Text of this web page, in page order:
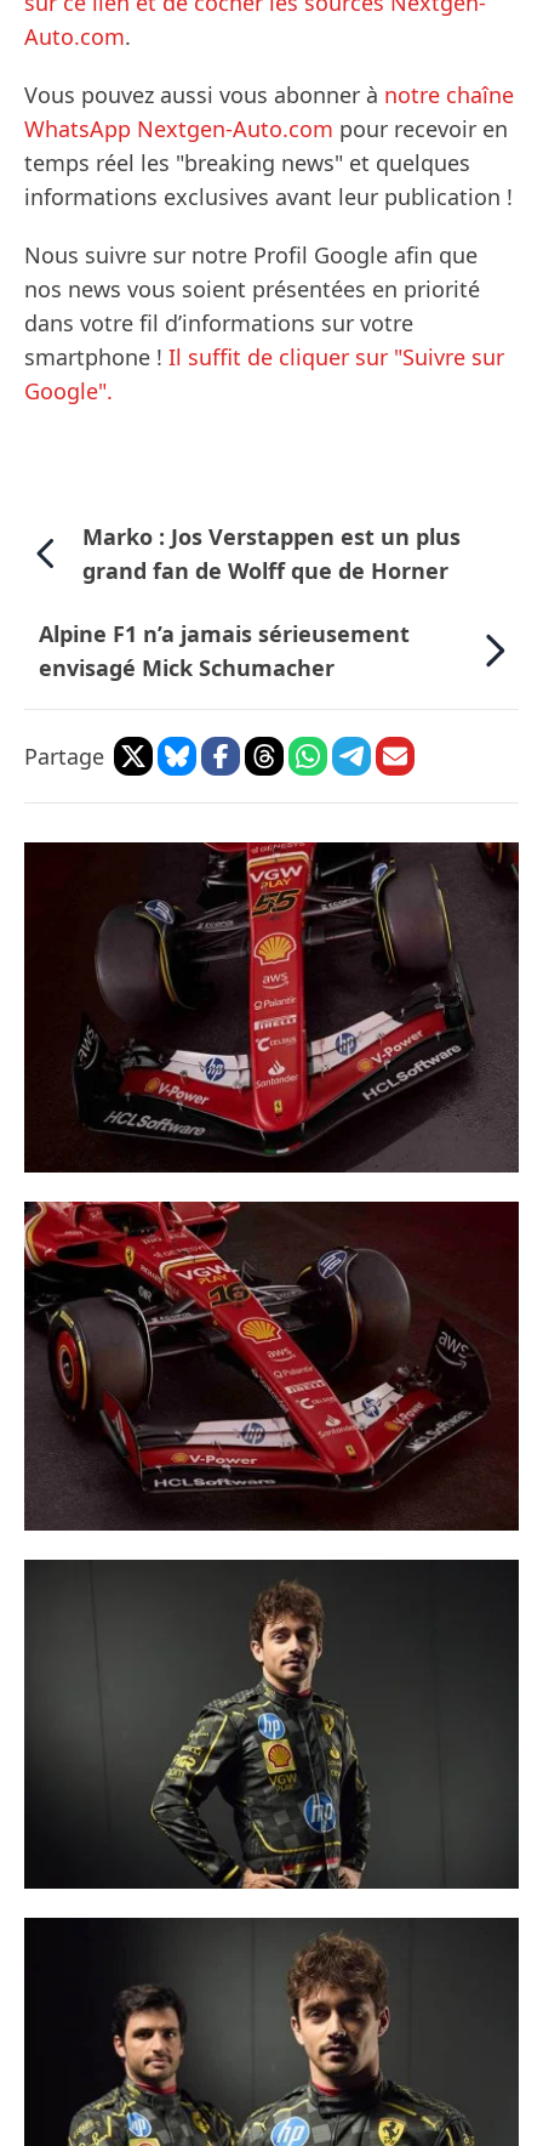
Auto.com.
Vous pouvez aussi vous abonner à notre chaîne
WhatsApp Nextgen-Auto.com pour recevoir en
temps réel les "breaking news" et quelques
informations exclusives avant leur publication !
Nous suivre sur notre Profil Google afin que
nos news vous soient présentées en priorité
dans votre fil d’informations sur votre
smartphone ! Il suffit de cliquer sur "Suivre sur
Google".
Marko : Jos Verstappen est un plus
grand fan de Wolff que de Horner
Alpine F1 n’a jamais sérieusement
envisagé Mick Schumacher
Partage